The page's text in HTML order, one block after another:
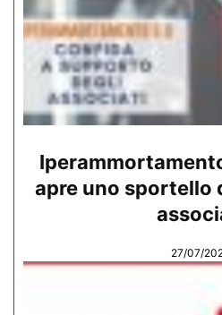
apre uno sportello
27/07/